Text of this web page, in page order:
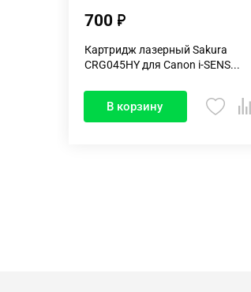
700
Картридж лазерный Sakura
CRG045HY для Canon i-SENS...
В корзину